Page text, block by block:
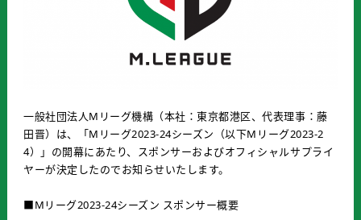
一般社団法人Mリーグ機構（本社：東京都港区、代表理事：藤
田晋）は、「Mリーグ2023-24シーズン（以下Mリーグ2023-2
4）」の開幕にあたり、スポンサーおよびオフィシャルサプライ
ヤーが決定したのでお知らせいたします。
■Mリーグ2023-24シーズン スポンサー概要